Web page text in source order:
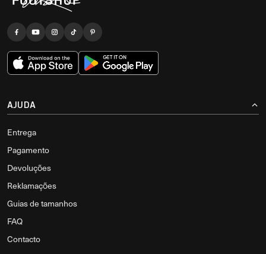
AJUDA
Entrega
Pagamento
Devoluções
Reklamações
Guias de tamanhos
FAQ
Contacto